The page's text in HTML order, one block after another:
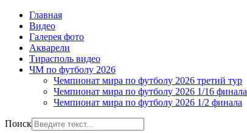
Главная
Видео
Галерея фото
Акварели
Тирасполь видео
ЧМ по футболу 2026
Чемпионат мира по футболу 2026 третий тур
Чемпионат мира по футболу 2026 1/16 финала
Чемпионат мира по футболу 2026 1/2 финала
Поиск